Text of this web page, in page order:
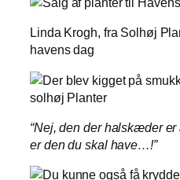
Linda Krogh, fra Solhøj
havens dag
“Nej, den der halskæder
er den du skal have…!”